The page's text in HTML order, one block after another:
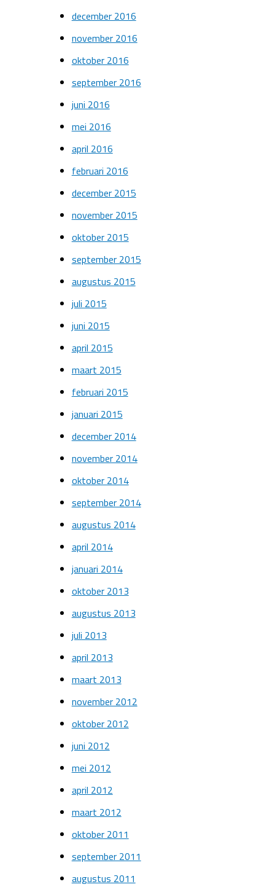
december 2016
november 2016
oktober 2016
september 2016
juni 2016
mei 2016
april 2016
februari 2016
december 2015
november 2015
oktober 2015
september 2015
augustus 2015
juli 2015
juni 2015
april 2015
maart 2015
februari 2015
januari 2015
december 2014
november 2014
oktober 2014
september 2014
augustus 2014
april 2014
januari 2014
oktober 2013
augustus 2013
juli 2013
april 2013
maart 2013
november 2012
oktober 2012
juni 2012
mei 2012
april 2012
maart 2012
oktober 2011
september 2011
augustus 2011